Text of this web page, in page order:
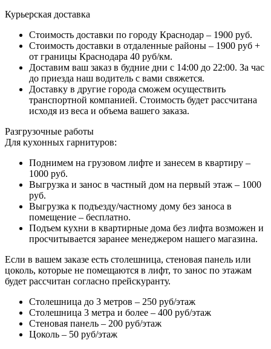
Курьерская доставка
Стоимость доставки по городу Краснодар – 1900 руб.
Стоимость доставки в отдаленные районы – 1900 руб +
от границы Краснодара 40 руб/км.
Доставим ваш заказ в будние дни с 14:00 до 22:00. За час
до приезда наш водитель с вами свяжется.
Доставку в другие города сможем осуществить
транспортной компанией. Стоимость будет рассчитана
исходя из веса и объема вашего заказа.
Разгрузочные работы
Для кухонных гарнитуров:
Поднимем на грузовом лифте и занесем в квартиру –
1000 руб.
Выгрузка и занос в частный дом на первый этаж – 1000
руб.
Выгрузка к подъезду/частному дому без заноса в
помещение – бесплатно.
Подъем кухни в квартирные дома без лифта возможен и
просчитывается заранее менеджером нашего магазина.
Если в вашем заказе есть столешница, стеновая панель или
цоколь, которые не помещаются в лифт, то занос по этажам
будет рассчитан согласно прейскуранту.
Столешница до 3 метров – 250 руб/этаж
Столешница 3 метра и более – 400 руб/этаж
Стеновая панель – 200 руб/этаж
Цоколь – 50 руб/этаж